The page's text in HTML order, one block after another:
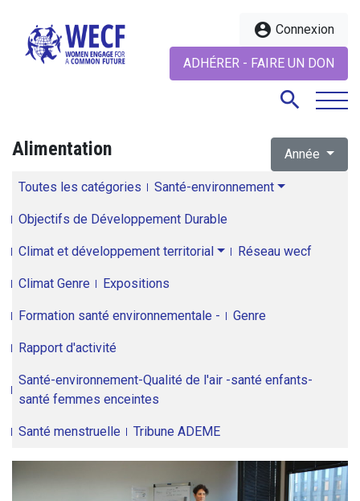
account_circle Connexion
ADHÉRER - FAIRE UN DON
search
Alimentation Année
Toutes les catégories Santé-environnement
Objectifs de Développement Durable
Climat et développement territorial Réseau wecf
Climat Genre Expositions
Formation santé environnementale - Genre
Rapport d'activité
Santé-environnement-Qualité de l'air -santé enfants-
santé femmes enceintes
Santé menstruelle Tribune ADEME